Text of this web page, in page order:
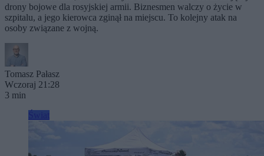
drony bojowe dla rosyjskiej armii. Biznesmen walczy o życie w
szpitalu, a jego kierowca zginął na miejscu. To kolejny atak na
osoby związane z wojną.
Tomasz Pałasz
Wczoraj 21:28
3 min